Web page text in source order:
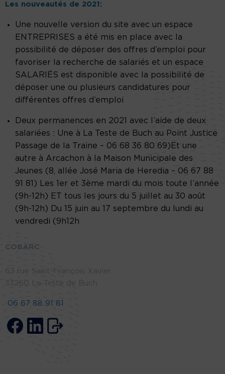
Les nouveautés de 2021:
Une nouvelle version du site avec un espace
ENTREPRISES a été mis en place avec la
possibilité de déposer des offres d’emploi pour
favoriser la recherche de salariés et un espace
SALARIÉS est disponible avec la possibilité de
déposer une ou plusieurs candidatures pour
différentes offres d’emploi
Deux permanences en 2021 avec l’aide de deux
salariées : Une à La Teste de Buch au Point Justice
Passage de la Traine – 06 68 36 80 69)Et une
autre à Arcachon à la Maison Municipale des
Jeunes (8, allée José Maria de Heredia – 06 67 88
91 81) Les 1er et 3ème mardi du mois toute l’année
(9h-12h) ET tous les jours du 5 juillet au 30 août
(9h-12h) Du 15 juin au 17 septembre du lundi au
vendredi (9h12h
COBARC
63 rue Saint-François Xavier
33260 La Teste de Buch
06 67 88 91 81